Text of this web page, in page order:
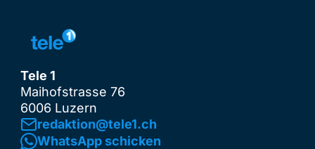
Tele 1
Maihofstrasse 76
6006 Luzern
redaktion@tele1.ch
WhatsApp schicken